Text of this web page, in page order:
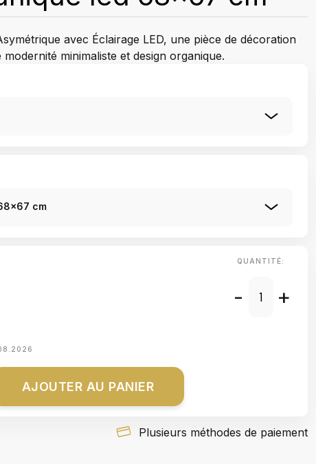
avec Éclairage LED, une pièce de décoration
minimaliste et design organique.
cm
QUANTITÉ:
- +
AJOUTER AU PANIER
Plusieurs méthodes de paiement